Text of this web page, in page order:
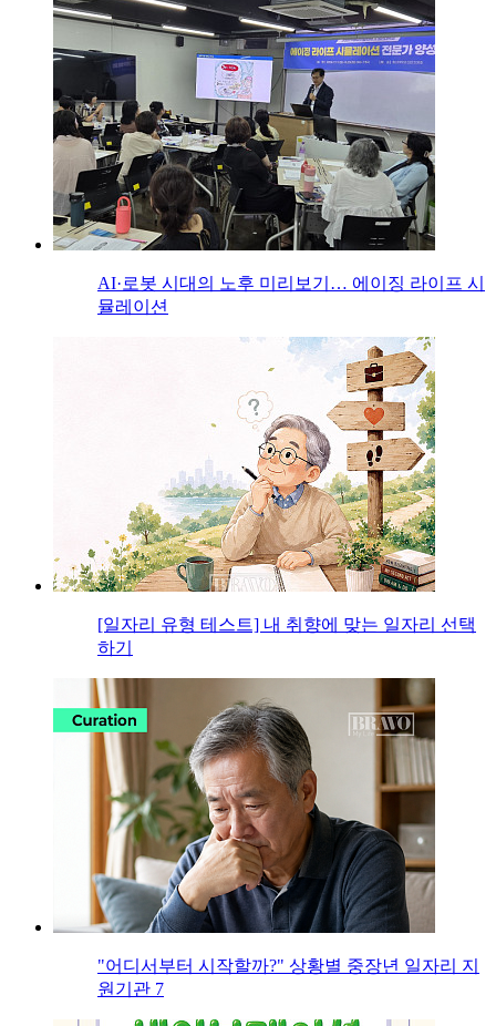
AI·로봇 시대의 노후 미리보기… 에이징 라이프 시
뮬레이션
[일자리 유형 테스트] 내 취향에 맞는 일자리 선택
하기
"어디서부터 시작할까?" 상황별 중장년 일자리 지
원기관 7